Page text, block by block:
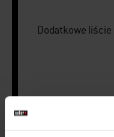
Dodatkowe